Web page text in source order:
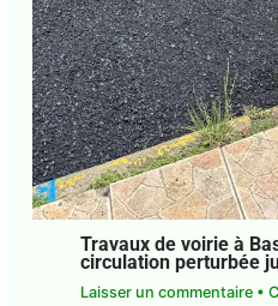
Travaux de voirie à
circulation perturbée
Laisser un commentaire •
communique-de-presse ,